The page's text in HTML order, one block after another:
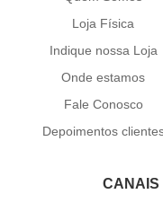
Loja Física
Indique nossa Loja
Onde estamos
Fale Conosco
Depoimentos
CANAIS